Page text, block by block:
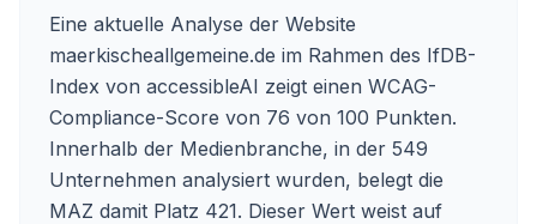
Eine aktuelle Analyse der Website
maerkischeallgemeine.de im Rahmen des IfDB-
Index von accessibleAI zeigt einen WCAG-
Compliance-Score von 76 von 100 Punkten.
Innerhalb der Medienbranche, in der 549
Unternehmen analysiert wurden, belegt die
MAZ damit Platz 421. Dieser Wert weist auf